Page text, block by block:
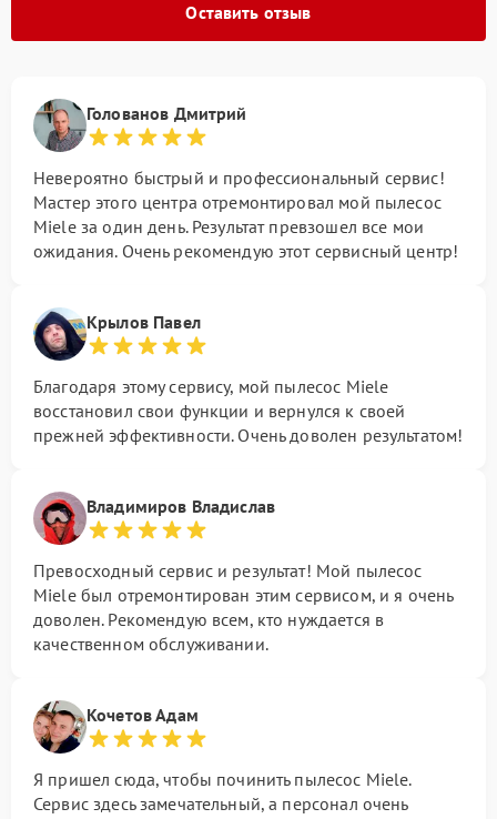
Оставить отзыв
Голованов Дмитрий
Невероятно быстрый и профессиональный сервис!
Мастер этого центра отремонтировал мой пылесос
Miele за один день. Результат превзошел все мои
ожидания. Очень рекомендую этот сервисный центр!
Крылов Павел
Благодаря этому сервису, мой пылесос Miele
восстановил свои функции и вернулся к своей
прежней эффективности. Очень доволен результатом!
Владимиров Владислав
Превосходный сервис и результат! Мой пылесос
Miele был отремонтирован этим сервисом, и я очень
доволен. Рекомендую всем, кто нуждается в
качественном обслуживании.
Кочетов Адам
Я пришел сюда, чтобы починить пылесос Miele.
Сервис здесь замечательный, а персонал очень